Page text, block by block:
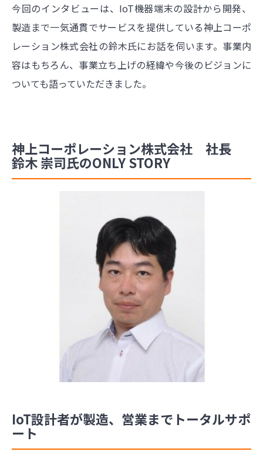
今回のインタビューは、IoT機器端末の設計から開発、
製造まで一気通貫でサービスを提供している神上コーポ
レーション株式会社の鈴木氏にお話を伺います。事業内
容はもちろん、事業立ち上げの経緯や今後のビジョンに
ついても語っていただきました。
神上コーポレーション株式会社 社長
鈴木 崇司氏のONLY STORY
IoT設計者が製造、営業までトータルサポ
ート